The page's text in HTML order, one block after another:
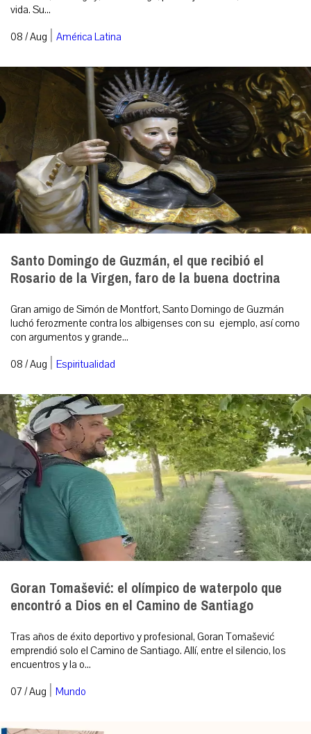
vida. Su...
08 / Aug | América Latina
Santo Domingo de Guzmán, el que recibió el
Rosario de la Virgen, faro de la buena doctrina
Gran amigo de Simón de Montfort, Santo Domingo de Guzmán
luchó ferozmente contra los albigenses con su ejemplo, así como
con argumentos y grande...
08 / Aug | Espiritualidad
Goran Tomašević: el olímpico de waterpolo que
encontró a Dios en el Camino de Santiago
Tras años de éxito deportivo y profesional, Goran Tomašević
emprendió solo el Camino de Santiago. Allí, entre el silencio, los
encuentros y la o...
07 / Aug | Mundo